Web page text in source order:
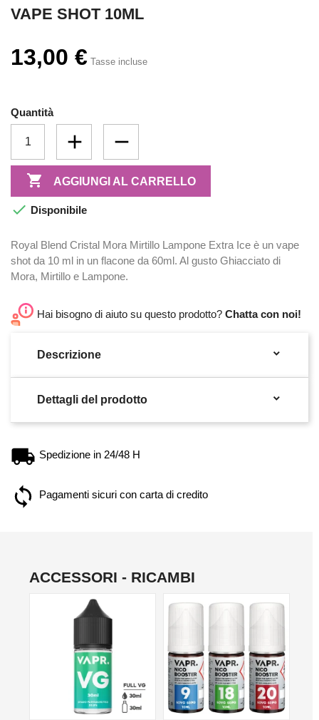
VAPE SHOT 10ML
13,00 € Tasse incluse
Quantità
 AGGIUNGI AL CARRELLO
 Disponibile
Royal Blend Cristal Mora Mirtillo Lampone Extra Ice è un vape
shot da 10 ml in un flacone da 60ml. Al gusto Ghiacciato di
Mora, Mirtillo e Lampone.
Hai bisogno di aiuto su questo prodotto? Chatta con noi!
Descrizione 
Dettagli del prodotto 
Spedizione in 24/48 H
Pagamenti sicuri con carta di credito
ACCESSORI - RICAMBI